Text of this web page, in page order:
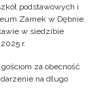
podstawowych i
Zamek w Dębnie.
w siedzibie
r.
za obecność
na długo